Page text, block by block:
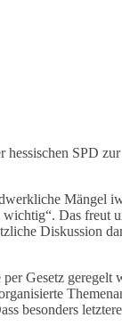
hessischen SPD
Mängel
Das freut
Diskussion
Gesetz geregelt
besonders